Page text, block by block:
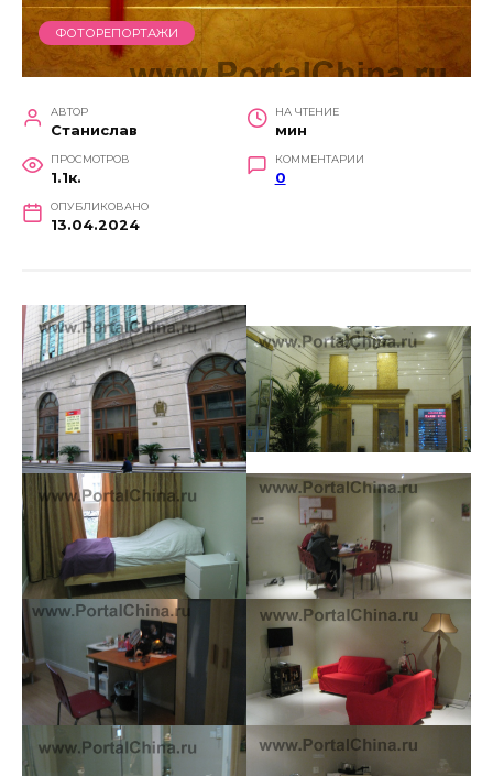
ФОТОРЕПОРТАЖИ
АВТОР
Станислав
НА ЧТЕНИЕ
мин
ПРОСМОТРОВ
1.1к.
КОММЕНТАРИИ
0
ОПУБЛИКОВАНО
13.04.2024